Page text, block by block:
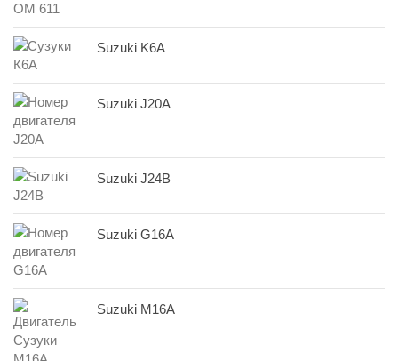
Suzuki K6A
Suzuki J20A
Suzuki J24B
Suzuki G16A
Suzuki M16A